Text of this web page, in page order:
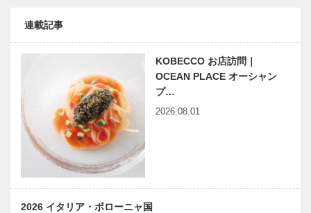
連載記事
KOBECCO お店訪問｜
OCEAN PLACE オーシャン
プ…
2026.08.01
2026 イタリア・ボローニャ国